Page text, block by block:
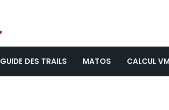
GUIDE DES TRAILS MATOS CALCUL